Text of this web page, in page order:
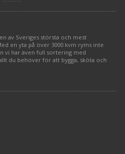
av Sveriges största och mest
en yta på över 3000 kvm ryms inte
vi har även full sortering med
du behöver för att bygga, sköta och